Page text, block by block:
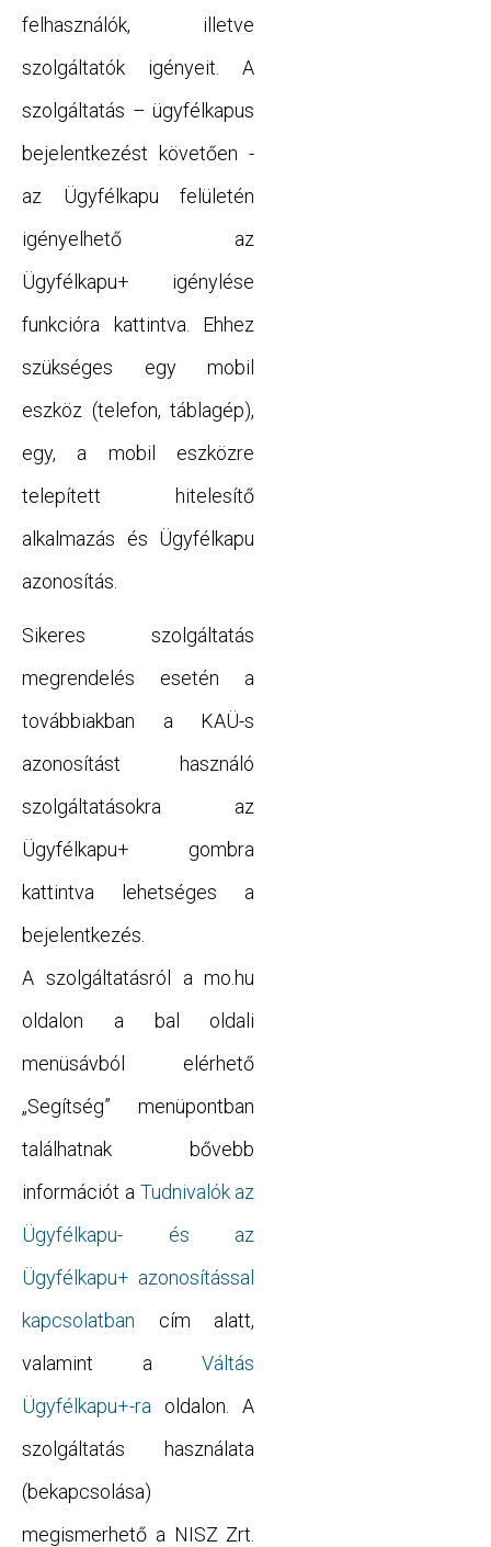
felhasználók, illetve
szolgáltatók igényeit. A
szolgáltatás – ügyfélkapus
bejelentkezést követően -
az Ügyfélkapu felületén
igényelhető az
Ügyfélkapu+ igénylése
funkcióra kattintva. Ehhez
szükséges egy mobil
eszköz (telefon, táblagép),
egy, a mobil eszközre
telepített hitelesítő
alkalmazás és Ügyfélkapu
azonosítás.
Sikeres szolgáltatás
megrendelés esetén a
továbbiakban a KAÜ-s
azonosítást használó
szolgáltatásokra az
Ügyfélkapu+ gombra
kattintva lehetséges a
bejelentkezés.
A szolgáltatásról a mo.hu
oldalon a bal oldali
menüsávból elérhető
„Segítség” menüpontban
találhatnak bővebb
információt a Tudnivalók az
Ügyfélkapu- és az
Ügyfélkapu+ azonosítással
kapcsolatban cím alatt,
valamint aVáltás
Ügyfélkapu+-ra oldalon. A
szolgáltatás használata
(bekapcsolása)
megismerhető a NISZ Zrt.